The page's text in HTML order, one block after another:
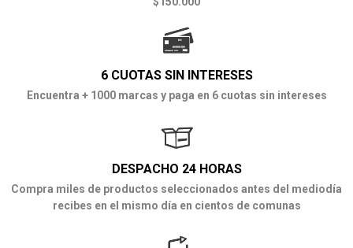
6 CUOTAS SIN INTERESES
Encuentra + 1000 marcas y paga en 6 cuotas sin intereses
DESPACHO 24 HORAS
Compra miles de productos seleccionados antes del mediodía
recibes en el mismo día en cientos de comunas